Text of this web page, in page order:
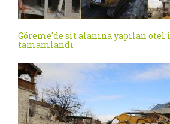
Göreme'de sit alanına yapılan otel
tamamlandı